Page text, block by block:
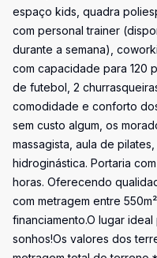
espaço kids, quadra
com personal trainer
durante a semana),
com capacidade para 120
de futebol, 2
comodidade e conforto
sem custo algum, os
massagista, aula de
hidroginástica. Portaria
horas. Oferecendo
com metragem entre
financiamento.O lugar
sonhos!Os valores dos